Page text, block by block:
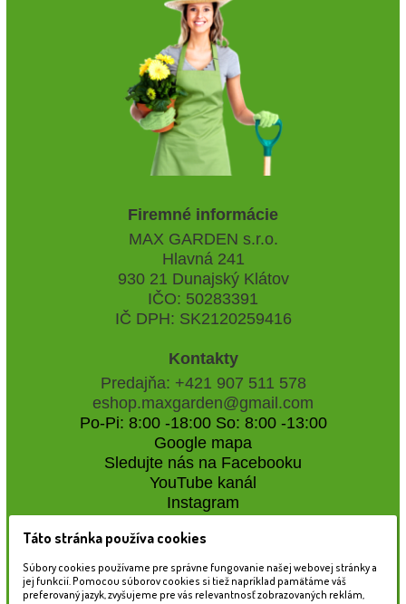
Firemné informácie
MAX GARDEN s.r.o.
Hlavná 241
930 21 Dunajský Klátov
IČO: 50283391
IČ DPH: SK2120259416
Kontakty
Predajňa: +421 907 511 578
eshop.maxgarden@gmail.com
Po-Pi: 8:00 -18:00 So: 8:00 -13:00
Google mapa
Sledujte nás na Facebooku
YouTube kanál
Instagram
Naše záhradné centrum
Táto stránka používa cookies
Súbory cookies používame pre správne fungovanie našej webovej stránky a
jej funkcií. Pomocou súborov cookies si tiež napríklad pamätáme váš
preferovaný jazyk, zvyšujeme pre vás relevantnosť zobrazovaných reklám,